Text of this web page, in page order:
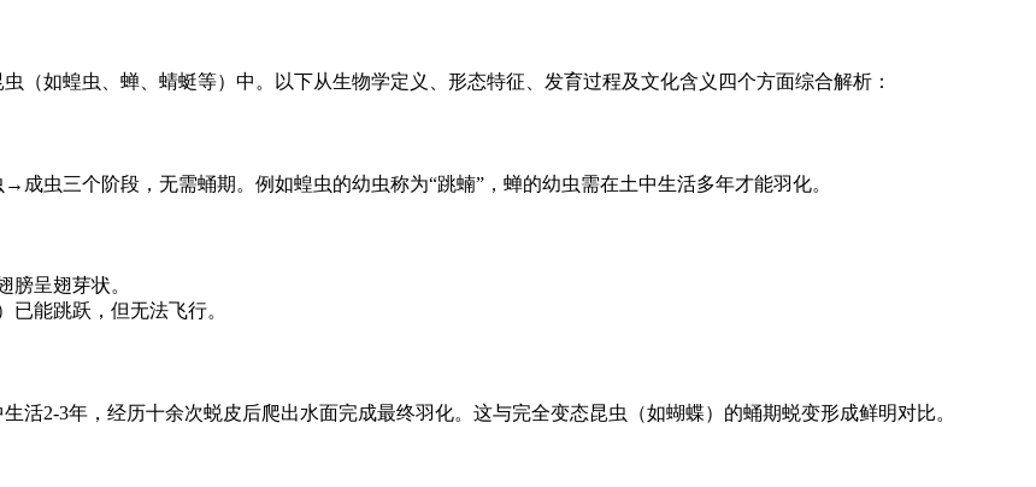
（如蝗虫、蝉、蜻蜓等）中。以下从生物学定义、形态特征、发育过程及文化含义四个方面综合解析：
虫三个阶段，无需蛹期。例如蝗虫的幼虫称为“跳蝻”，蝉的幼虫需在土中生活多年才能羽化。
膀呈翅芽状。
能跳跃，但无法飞行。
活2-3年，经历十余次蜕皮后爬出水面完成最终羽化。这与完全变态昆虫（如蝴蝶）的蛹期蜕变形成鲜明对比。